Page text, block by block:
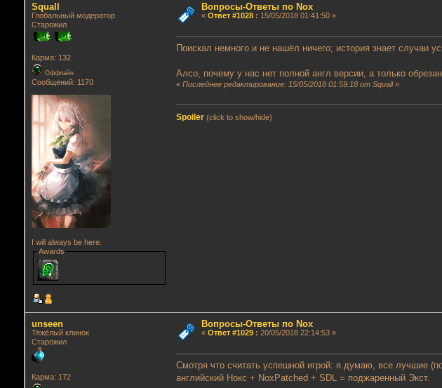
Squall
Глобальный модератор
Старожил
Карма: 132
Оффлайн
Сообщений: 1170
I will always be here.
Awards
Вопросы-Ответы по Nox
« Ответ #1028: 15/05/2018 01:41:50 »
Поискал немного и не нашёл ничего; история знает случаи
Алсо, почему у нас нет полной англ версии, а только
«Последнее редактирование: 15/05/2018 01:59:18 от Squall»
Spoiler (click to show/hide)
unseen
Тяжёлый клинок
Старожил
Карма: 172
Вопросы-Ответы по Nox
« Ответ #1029: 20/05/2018 22:14:53 »
Смотря что считать успешной игрой: я думаю, все лучшие
английский Нокс + NoxPatched + SDL = поджаренный Экст.